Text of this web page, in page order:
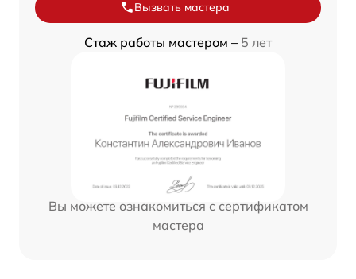
Вызвать мастера
Стаж работы мастером – 5 лет
Вы можете ознакомиться с сертификатом
мастера